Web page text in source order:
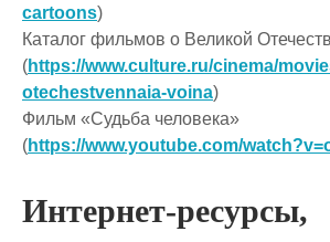
cartoons)
Каталог фильмов о Великой
(https://www.culture.ru/cinema/
otechestvennaia-voina)
Фильм «Судьба человека»
(https://www.youtube.com/
Интернет-ресурсы,